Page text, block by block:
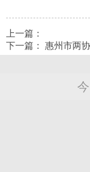
上一篇：
下一篇： 惠州市两